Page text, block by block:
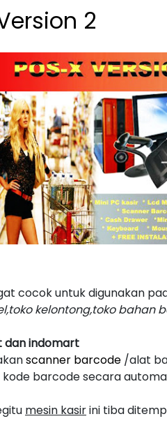
2
cocok untuk digunakan
kelontong,toko bahan
dan indomart
scanner barcode /alat
barcode secara
mesin kasirini tiba